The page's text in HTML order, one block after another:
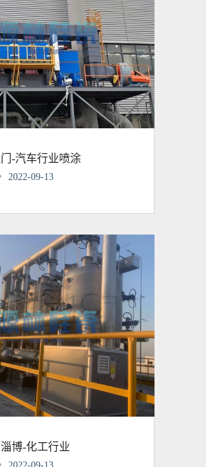
-汽车行业喷涂
2022-09-13
博-化工行业